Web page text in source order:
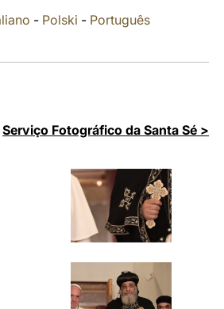
- Polski - Português
Serviço Fotográfico da Santa Sé >